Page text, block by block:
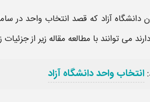
دانشگاه آزاد که قصد انتخاب واحد در
می توانند با مطالعه مقاله زیر از
انتخاب واحد دانشگاه آزاد